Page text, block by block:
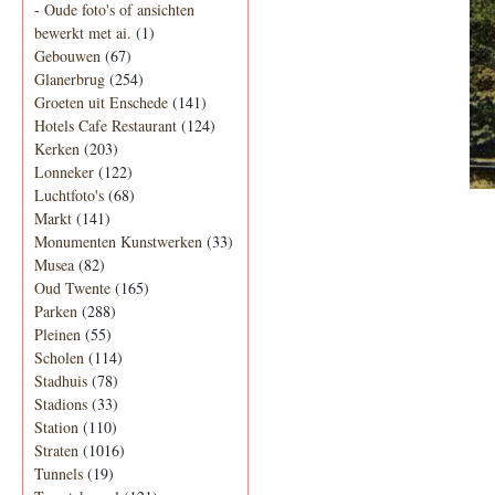
- Oude foto's of ansichten
bewerkt met ai. (1)
Gebouwen (67)
Glanerbrug (254)
Groeten uit Enschede (141)
Hotels Cafe Restaurant (124)
Kerken (203)
Lonneker (122)
Luchtfoto's (68)
Markt (141)
Monumenten Kunstwerken (33)
Musea (82)
Oud Twente (165)
Parken (288)
Pleinen (55)
Scholen (114)
Stadhuis (78)
Stadions (33)
Station (110)
Straten (1016)
Tunnels (19)